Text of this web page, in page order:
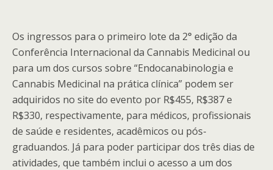
Os ingressos para o primeiro lote da 2° edição da
Conferência Internacional da Cannabis Medicinal ou
para um dos cursos sobre “Endocanabinologia e
Cannabis Medicinal na prática clínica” podem ser
adquiridos no site do evento por R$455, R$387 e
R$330, respectivamente, para médicos, profissionais
de saúde e residentes, acadêmicos ou pós-
graduandos. Já para poder participar dos três dias de
atividades, que também inclui o acesso a um dos